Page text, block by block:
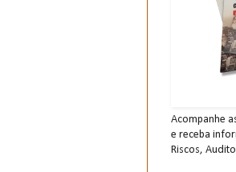
Acompanhe
e receba
Risco s,